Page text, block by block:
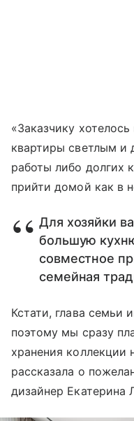
«Заказчику
квартиры светлым и
работы либо долгих
прийти домой как в
Для хозяйки
большую
совместное
семейная
Кстати, глава семьи
поэтому мы сразу
хранения коллекции
рассказала о
дизайнер Екатерина